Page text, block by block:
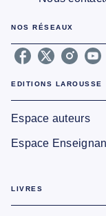
NOS RÉSEAUX
EDITIONS LAROUSSE
Espace auteurs
Espace
LIVRES